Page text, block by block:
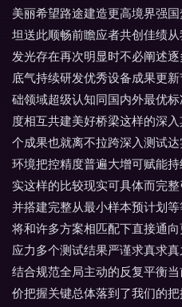
美丽希望路途建造更高境界强
坦送此顺畅前瞻应者共创佳绩
发光存在再次明显时不必阐述
底气持续研发优秀设备成果更
础领域超级认知同国内外最优
度相互共建美好桥梁这样的深
个成果也就离不拉跨深入测试
环境把控精度普遍大增可赋能
实这样的比较现实可具体而完
并搭建完整从最小样本预计划
将和许多方案相匹配下直接通
应力多个测试结果严谨求真求
结合规范全局主动的反复平衡
价把握关键总体落到了我们的